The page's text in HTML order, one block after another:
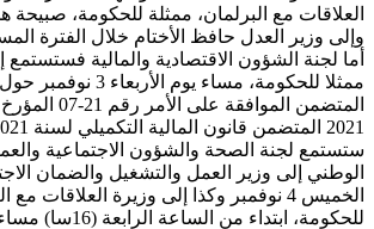
وإلى وزير العدل حافظ الأختام خلال الفترة
أما لجنة الشؤون الاقتصادية والمالية فستستمع
ممثلا للحكومة، مساء يوم
ستستمع لجنة الصحة والشؤون الاجتماعية
الوطني إلى وزير العمل والتشغيل والضمان
الخميس 4 نوفمبر وكذا إلى وزيرة العلاقات
للحكومة، ابتداء من الساعة الرابعة (16سا) مساء، يضيف البيان.